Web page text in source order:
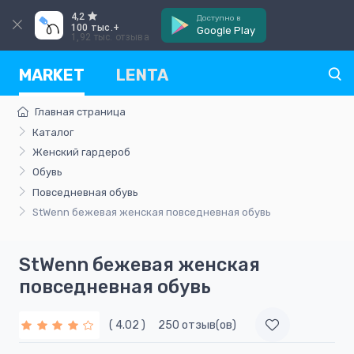
4,2
100 тыс.+
1,92 тыс. отзыва
Доступно в
Google Play
MARKET LENTA
Главная страница
Каталог
Женский гардероб
Обувь
Повседневная обувь
StWenn бежевая женская повседневная обувь
StWenn бежевая женская
повседневная обувь
( 4.02 ) 250 отзыв(ов)